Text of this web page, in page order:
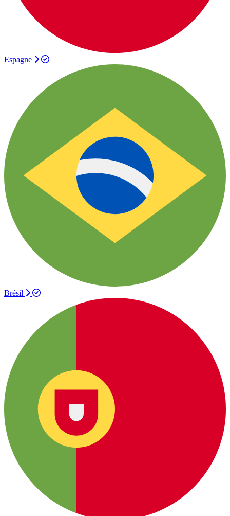
Espagne
Brésil